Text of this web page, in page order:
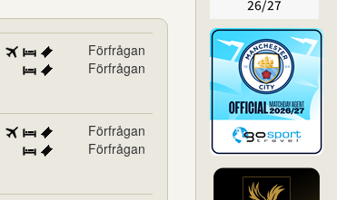
Förfrågan
Förfrågan
Förfrågan
Förfrågan